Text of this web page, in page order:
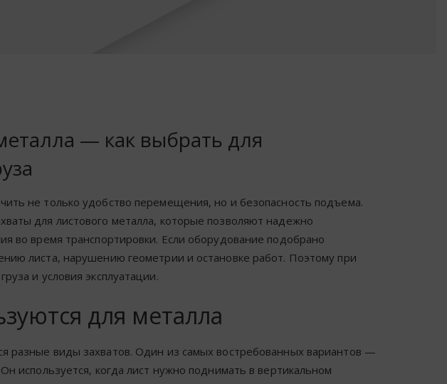
— как выбрать для
не только удобство перемещения, но и безопасность подъема.
для листового металла, которые позволяют надежно
во время транспортировки. Если оборудование подобрано
листа, нарушению геометрии и остановке работ. Поэтому при
и условия эксплуатации.
для металла
разные виды захватов. Один из самых востребованных вариантов —
используется, когда лист нужно поднимать в вертикальном